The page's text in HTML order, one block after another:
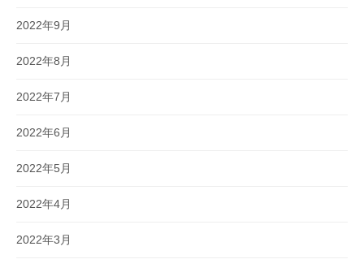
2022年9月
2022年8月
2022年7月
2022年6月
2022年5月
2022年4月
2022年3月